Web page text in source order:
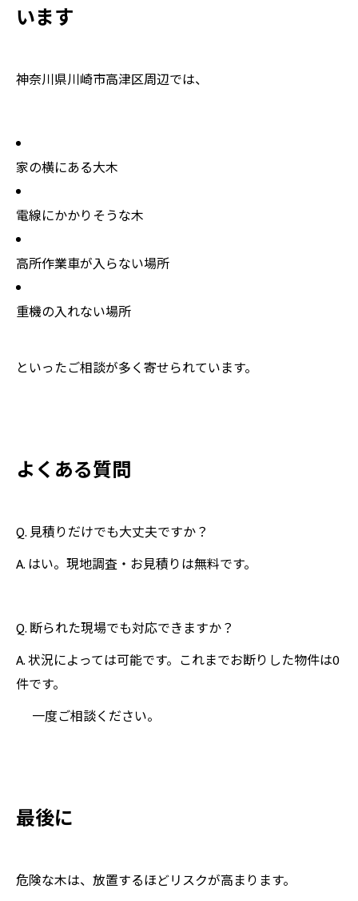
います
神奈川県川崎市高津区周辺では、
家の横にある大木
電線にかかりそうな木
高所作業車が入らない場所
重機の入れない場所
といったご相談が多く寄せられています。
よくある質問
Q. 見積りだけでも大丈夫ですか？
A. はい。現地調査・お見積りは無料です。
Q. 断られた現場でも対応できますか？
A. 状況によっては可能です。これまでお断りした物件は0
件です。
一度ご相談ください。
最後に
危険な木は、放置するほどリスクが高まります。